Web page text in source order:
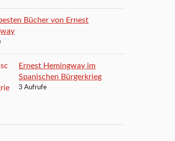
Bücher von Ernest
Ernest Hemingway im
Spanischen Bürgerkrieg
3 Aufrufe